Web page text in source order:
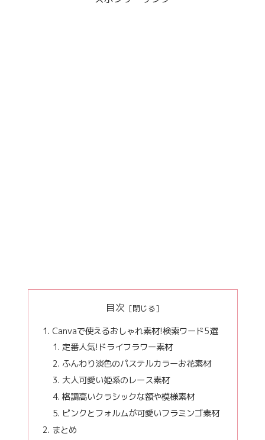
目次
Canvaで使えるおしゃれ素材!検索ワード5選
定番人気!ドライフラワー素材
ふんわり淡色のパステルカラーお花素材
大人可愛い姫系のレース素材
格調高いクラシックな額や模様素材
ピンクとフォルムが可愛いフラミンゴ素材
まとめ